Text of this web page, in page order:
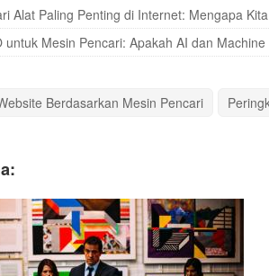
Alat Paling Penting di Internet: Mengapa
untuk Mesin Pencari: Apakah AI dan
Berdasarkan Mesin Pencari